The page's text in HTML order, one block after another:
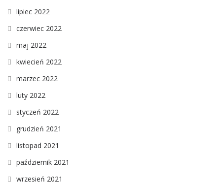
lipiec 2022
czerwiec 2022
maj 2022
kwiecień 2022
marzec 2022
luty 2022
styczeń 2022
grudzień 2021
listopad 2021
październik 2021
wrzesień 2021